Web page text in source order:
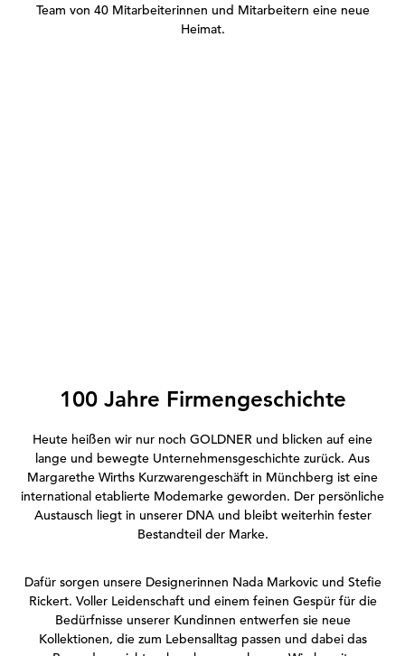
Team von 40 Mitarbeiterinnen und Mitarbeitern eine neue
Heimat.
100 Jahre Firmengeschichte
Heute heißen wir nur noch GOLDNER und blicken auf eine
lange und bewegte Unternehmensgeschichte zurück. Aus
Margarethe Wirths Kurzwarengeschäft in Münchberg ist eine
international etablierte Modemarke geworden. Der persönliche
Austausch liegt in unserer DNA und bleibt weiterhin fester
Bestandteil der Marke.
Dafür sorgen unsere Designerinnen Nada Markovic und Stefie
Rickert. Voller Leidenschaft und einem feinen Gespür für die
Bedürfnisse unserer Kundinnen entwerfen sie neue
Kollektionen, die zum Lebensalltag passen und dabei das